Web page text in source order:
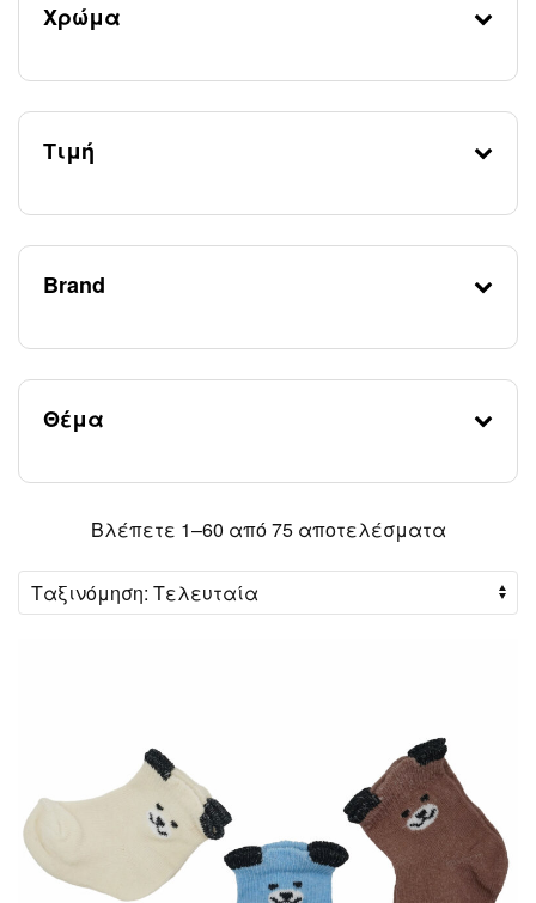
Χρώμα
Τιμή
Brand
Θέμα
Βλέπετε 1–60 από 75 αποτελέσματαSorted